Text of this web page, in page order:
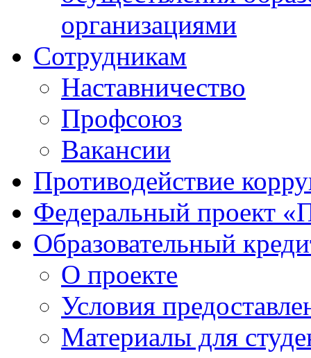
организациями
Сотрудникам
Наставничество
Профсоюз
Вакансии
Противодействие
Федеральный проект
Образовательный
О проекте
Условия
Материалы для